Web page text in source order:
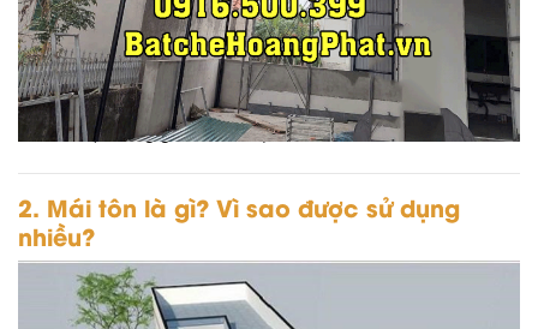
chống nóng
chống mưa
bảo vệ không gian sinh hoạt
2. Mái tôn là gì? Vì sao được sử dụng
nhiều?